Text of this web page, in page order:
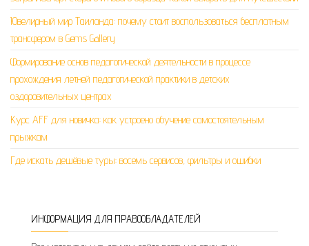
Ювелирный мир Таиланда: почему стоит воспользоваться бесплатным
трансфером в Gems Gallery
Формирование основ педагогической деятельности в процессе
прохождения летней педагогической практики в детских
оздоровительных центрах
Курс AFF для новичка: как устроено обучение самостоятельным
прыжкам
Где искать дешёвые туры: восемь сервисов, фильтры и ошибки
ИНФОРМАЦИЯ ДЛЯ ПРАВООБЛАДАТЕЛЕЙ